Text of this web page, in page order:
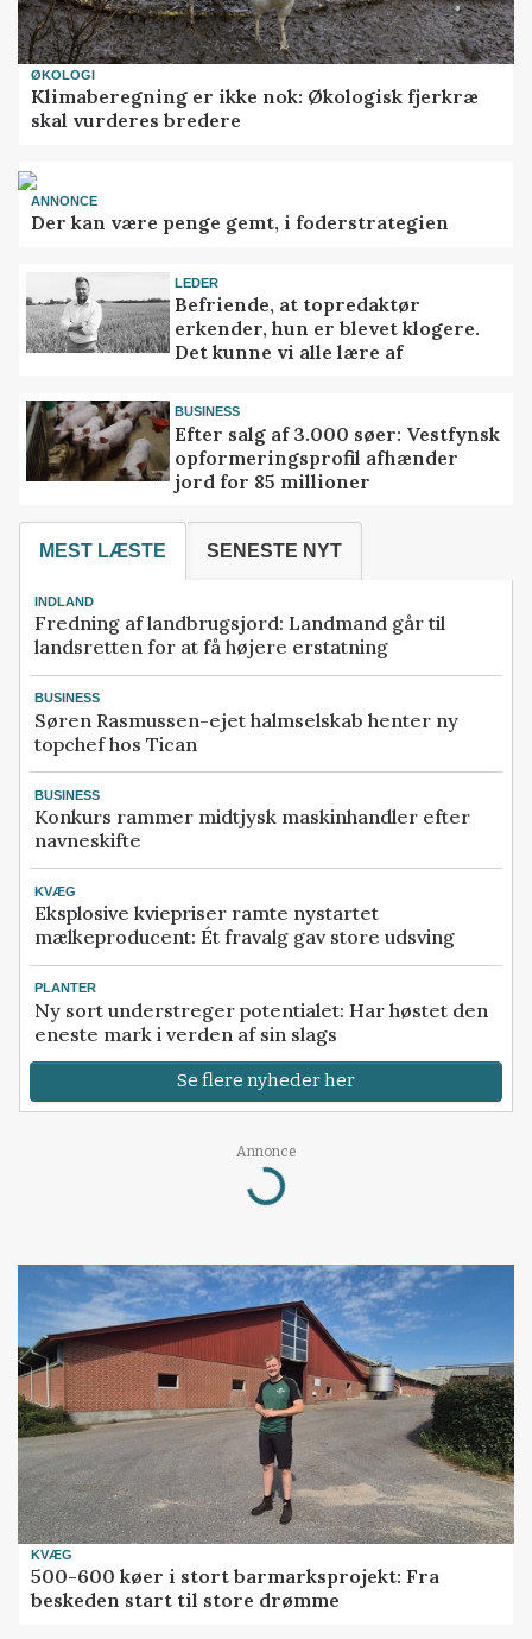
ØKOLOGI
Klimaberegning er ikke nok: Økologisk fjerkræ
skal vurderes bredere
ANNONCE
Der kan være penge gemt, i foderstrategien
LEDER
Befriende, at topredaktør
erkender, hun er blevet klogere.
Det kunne vi alle lære af
BUSINESS
Efter salg af 3.000 søer: Vestfynsk
opformeringsprofil afhænder
jord for 85 millioner
MEST LÆSTE SENESTE NYT
INDLAND
Fredning af landbrugsjord: Landmand går til
landsretten for at få højere erstatning
BUSINESS
Søren Rasmussen-ejet halmselskab henter ny
topchef hos Tican
BUSINESS
Konkurs rammer midtjysk maskinhandler efter
navneskifte
KVÆG
Eksplosive kviepriser ramte nystartet
mælkeproducent: Ét fravalg gav store udsving
PLANTER
Ny sort understreger potentialet: Har høstet den
eneste mark i verden af sin slags
Se flere nyheder her
Annonce
Loading...
KVÆG
500-600 køer i stort barmarksprojekt: Fra
beskeden start til store drømme